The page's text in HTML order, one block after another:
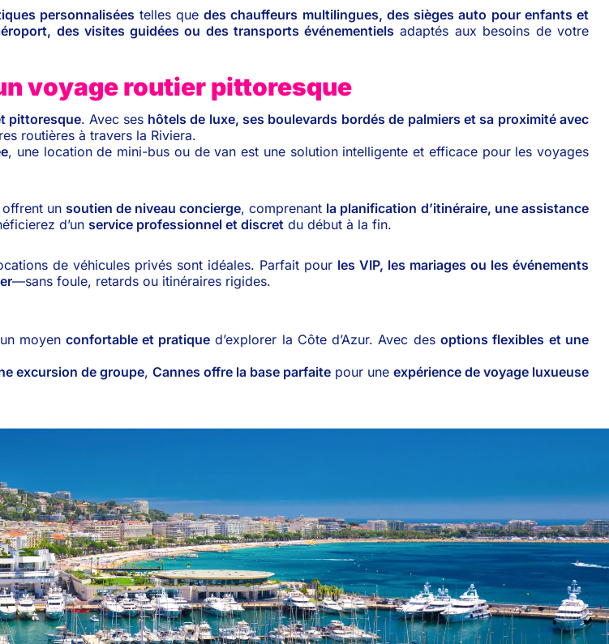
personnalisées telles que des chauffeurs multilingues, des sièges auto pour enfants et
des visites guidées ou des transports événementiels adaptés aux besoins de votre
voyage routier pittoresque
pittoresque. Avec ses hôtels de luxe, ses boulevards bordés de palmiers et sa proximité avec
routières à travers la Riviera.
, une location de mini-bus ou de van est une solution intelligente et efficace pour les voyages
un soutien de niveau concierge, comprenant la planification d’itinéraire, une assistance
d’un service professionnel et discret du début à la fin.
de véhicules privés sont idéales. Parfait pour les VIP, les mariages ou les événements
—sans foule, retards ou itinéraires rigides.
moyen confortable et pratique d’explorer la Côte d’Azur. Avec des options flexibles et une
excursion de groupe, Cannes offre la base parfaite pour une expérience de voyage luxueuse